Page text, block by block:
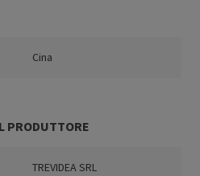
Cina
PRODUTTORE
TREVIDEA SRL